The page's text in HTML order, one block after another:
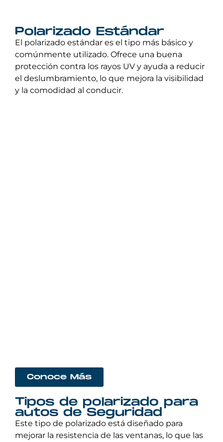
Polarizado Estándar
El polarizado estándar es el tipo más básico y
comúnmente utilizado. Ofrece una buena
protección contra los rayos UV y ayuda a reducir
el deslumbramiento, lo que mejora la visibilidad
y la comodidad al conducir.
Conoce Más
Tipos de polarizado para
autos de Seguridad
Este tipo de polarizado está diseñado para
mejorar la resistencia de las ventanas, lo que las